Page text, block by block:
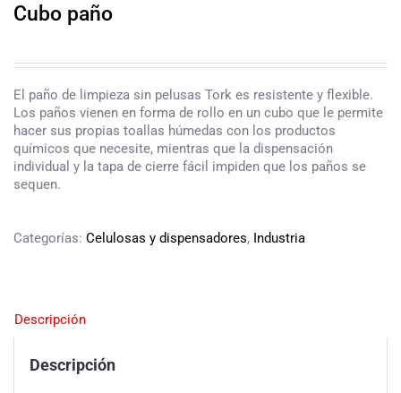
Cubo paño
El paño de limpieza sin pelusas Tork es resistente y flexible.
Los paños vienen en forma de rollo en un cubo que le permite
hacer sus propias toallas húmedas con los productos
químicos que necesite, mientras que la dispensación
individual y la tapa de cierre fácil impiden que los paños se
sequen.
Categorías: Celulosas y dispensadores, Industria
Descripción
Descripción